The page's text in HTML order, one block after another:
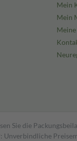
Mein
Mein
Sie die